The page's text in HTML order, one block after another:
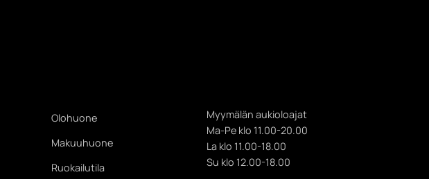
Olohuone
Makuuhuone
Ruokailutila
Myymälän aukioloajat
Ma-Pe klo 11.00-20.00
La klo 11.00-18.00
Su klo 12.00-18.00